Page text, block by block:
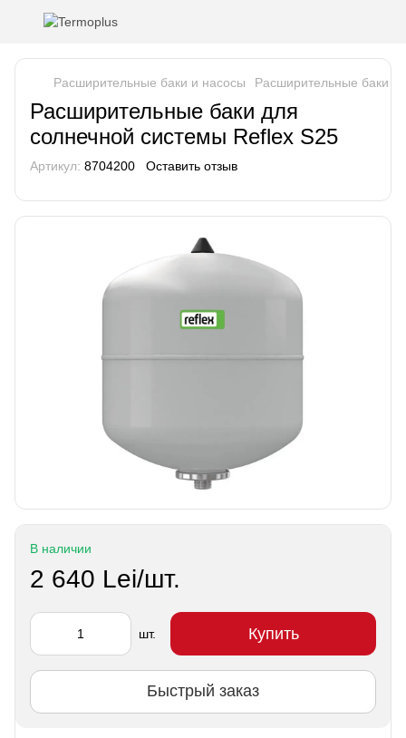
Расширительные баки и насосы Pасширительные баки
Расширительные баки для
солнечной системы Reflex S25
Артикул: 8704200 Оставить отзыв
В наличии
2 640 Lei/шт.
шт. Купить
Быстрый заказ